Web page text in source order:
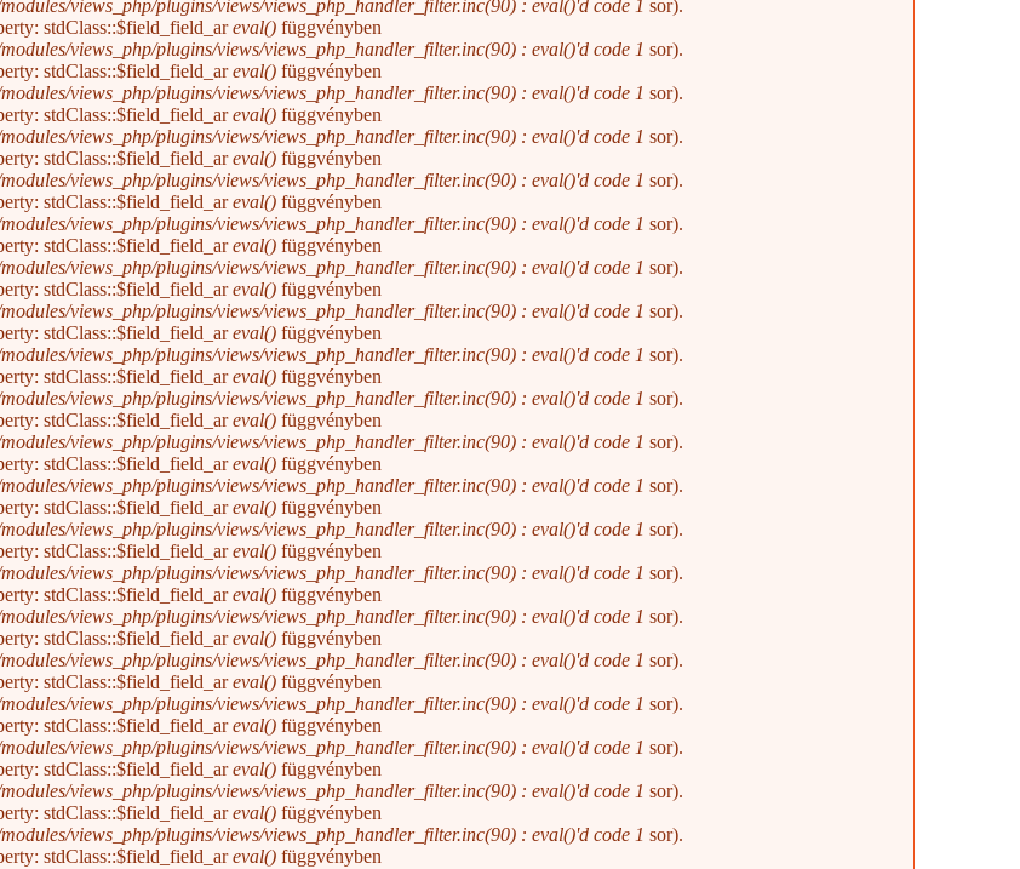
views_php/plugins/views/views_php_handler_filter.inc(90) : eval()'d code 1 sor).
stdClass::$field_field_areval() függvényben
views_php/plugins/views/views_php_handler_filter.inc(90) : eval()'d code 1 sor).
stdClass::$field_field_areval() függvényben
views_php/plugins/views/views_php_handler_filter.inc(90) : eval()'d code 1 sor).
stdClass::$field_field_areval() függvényben
views_php/plugins/views/views_php_handler_filter.inc(90) : eval()'d code 1 sor).
stdClass::$field_field_areval() függvényben
views_php/plugins/views/views_php_handler_filter.inc(90) : eval()'d code 1 sor).
stdClass::$field_field_areval() függvényben
views_php/plugins/views/views_php_handler_filter.inc(90) : eval()'d code 1 sor).
stdClass::$field_field_areval() függvényben
views_php/plugins/views/views_php_handler_filter.inc(90) : eval()'d code 1 sor).
stdClass::$field_field_areval() függvényben
views_php/plugins/views/views_php_handler_filter.inc(90) : eval()'d code 1 sor).
stdClass::$field_field_areval() függvényben
views_php/plugins/views/views_php_handler_filter.inc(90) : eval()'d code 1 sor).
stdClass::$field_field_areval() függvényben
views_php/plugins/views/views_php_handler_filter.inc(90) : eval()'d code 1 sor).
stdClass::$field_field_areval() függvényben
views_php/plugins/views/views_php_handler_filter.inc(90) : eval()'d code 1 sor).
stdClass::$field_field_areval() függvényben
views_php/plugins/views/views_php_handler_filter.inc(90) : eval()'d code 1 sor).
stdClass::$field_field_areval() függvényben
views_php/plugins/views/views_php_handler_filter.inc(90) : eval()'d code 1 sor).
stdClass::$field_field_areval() függvényben
views_php/plugins/views/views_php_handler_filter.inc(90) : eval()'d code 1 sor).
stdClass::$field_field_areval() függvényben
views_php/plugins/views/views_php_handler_filter.inc(90) : eval()'d code 1 sor).
stdClass::$field_field_areval() függvényben
views_php/plugins/views/views_php_handler_filter.inc(90) : eval()'d code 1 sor).
stdClass::$field_field_areval() függvényben
views_php/plugins/views/views_php_handler_filter.inc(90) : eval()'d code 1 sor).
stdClass::$field_field_areval() függvényben
views_php/plugins/views/views_php_handler_filter.inc(90) : eval()'d code 1 sor).
stdClass::$field_field_areval() függvényben
views_php/plugins/views/views_php_handler_filter.inc(90) : eval()'d code 1 sor).
stdClass::$field_field_areval() függvényben
views_php/plugins/views/views_php_handler_filter.inc(90) : eval()'d code 1 sor).
stdClass::$field_field_areval() függvényben